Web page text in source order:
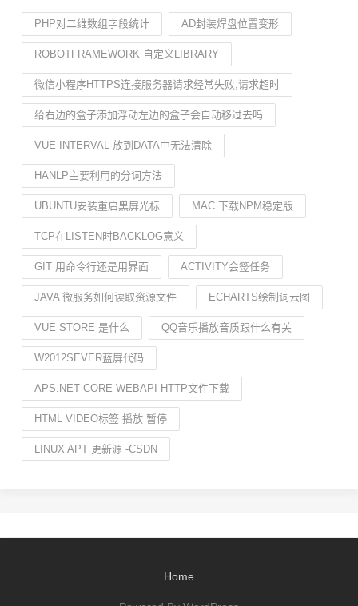
PHP对二维数组字段统计 AD封装焊盘位置变形
ROBOTFRAMEWORK 自定义LIBRARY
微信小程序HTTPS连接服务器请求经常失败,请求超时
给右边的盒子添加浮动左边的盒子会自动移过去吗
VUE INTERVAL 放到DATA中无法清除
HANLP主要利用的分词方法
UBUNTU安装重启黑屏光标 MAC 下载NPM稳定版
TCP在LISTEN时BACKLOG意义
GIT 用命令行还是用界面 ACTIVITY会签任务
JAVA 微服务如何读取资源文件 ECHARTS绘制词云图
VUE STORE 是什么 QQ音乐播放音质跟什么有关
W2012SEVER蓝屏代码
APS.NET CORE WEBAPI HTTP文件下载
HTML VIDEO标签 播放 暂停
LINUX APT 更新源 -CSDN
Home